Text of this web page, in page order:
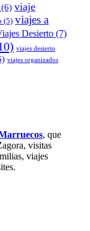
(6) viaje
(5) viajes a
Desierto (7)
viajes desierto
viajes organizados
, que
visitas
viajes